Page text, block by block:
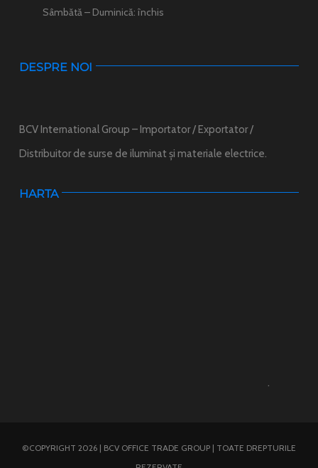
DESPRE NOI
BCV International Group – Importator / Exportator /
Distribuitor de surse de iluminat și materiale electrice.
Sâmbătă – Duminică: închis
HARTA
.
©COPYRIGHT 2026 | BCV OFFICE TRADE GROUP | TOATE DREPTURILE